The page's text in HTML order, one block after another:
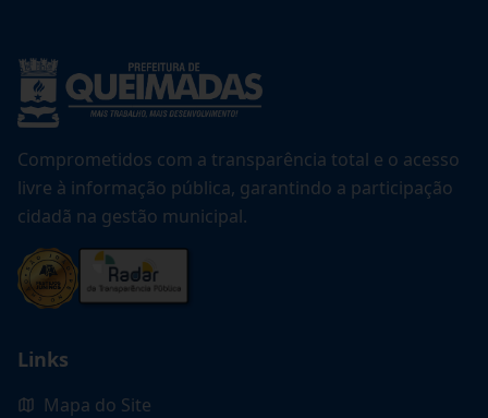
Comprometidos com a transparência total e o acesso
livre à informação pública, garantindo a participação
cidadã na gestão municipal.
Links
Mapa do Site